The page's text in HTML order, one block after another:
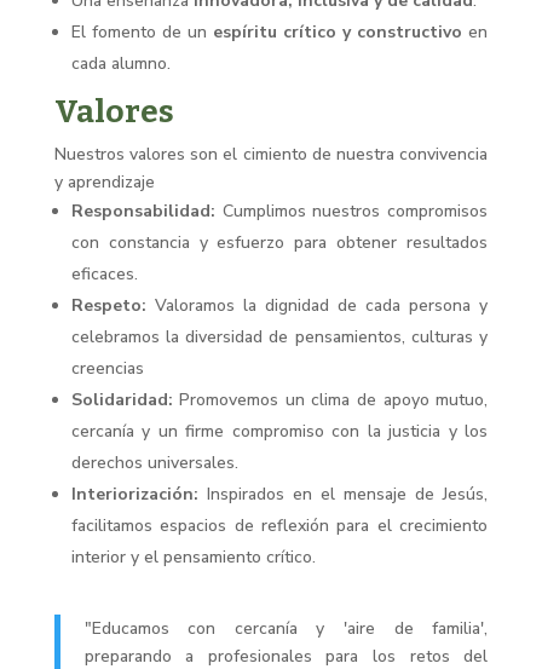
El fomento de un espíritu crítico y constructivo en
cada alumno.
Valores
Nuestros valores son el cimiento de nuestra convivencia
y aprendizaje
Responsabilidad: Cumplimos nuestros compromisos
con constancia y esfuerzo para obtener resultados
eficaces.
Respeto: Valoramos la dignidad de cada persona y
celebramos la diversidad de pensamientos, culturas y
creencias
Solidaridad: Promovemos un clima de apoyo mutuo,
cercanía y un firme compromiso con la justicia y los
derechos universales.
Interiorización: Inspirados en el mensaje de Jesús,
facilitamos espacios de reflexión para el crecimiento
interior y el pensamiento crítico.
"Educamos con cercanía y 'aire de familia',
preparando a profesionales para los retos del